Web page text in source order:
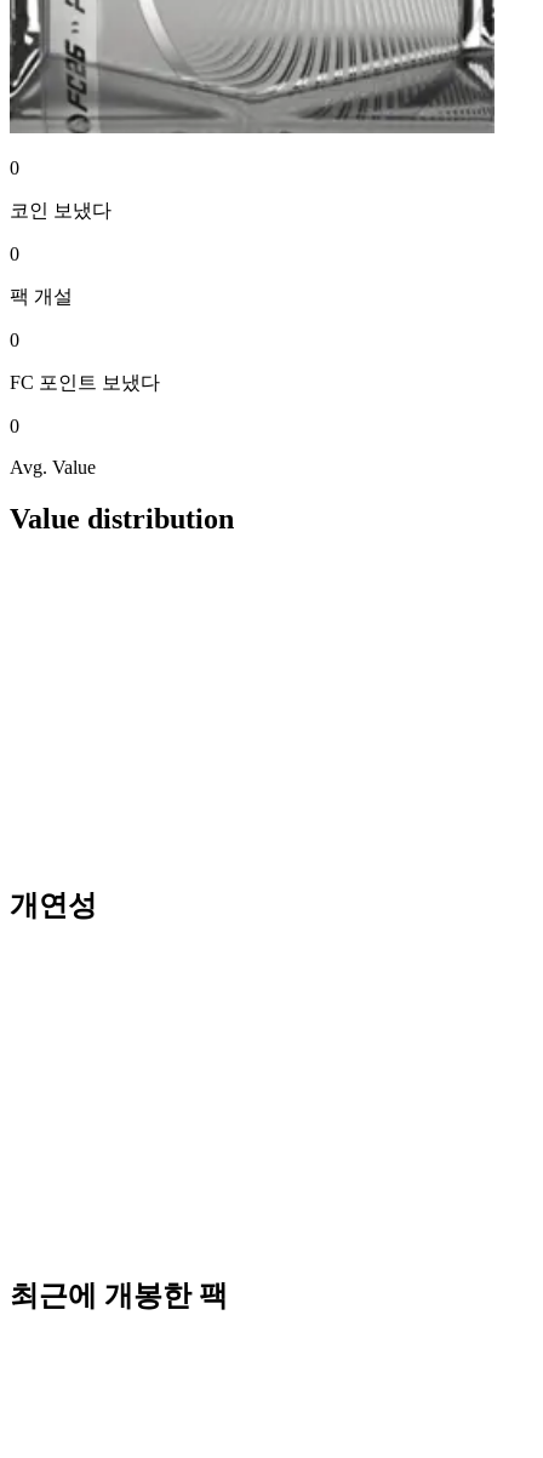
0
코인 보냈다
0
팩 개설
0
FC 포인트 보냈다
0
Avg. Value
Value distribution
개연성
최근에 개봉한 팩